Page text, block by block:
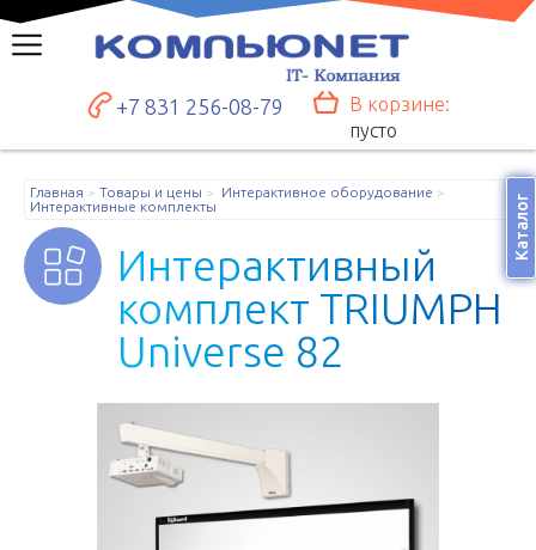
+7 831 256-08-79
В корзине:
пусто
Каталог
Главная Товары и цены
Интерактивное оборудование
Интерактивные комплекты
Интерактивный
комплект TRIUMPH
Universe 82